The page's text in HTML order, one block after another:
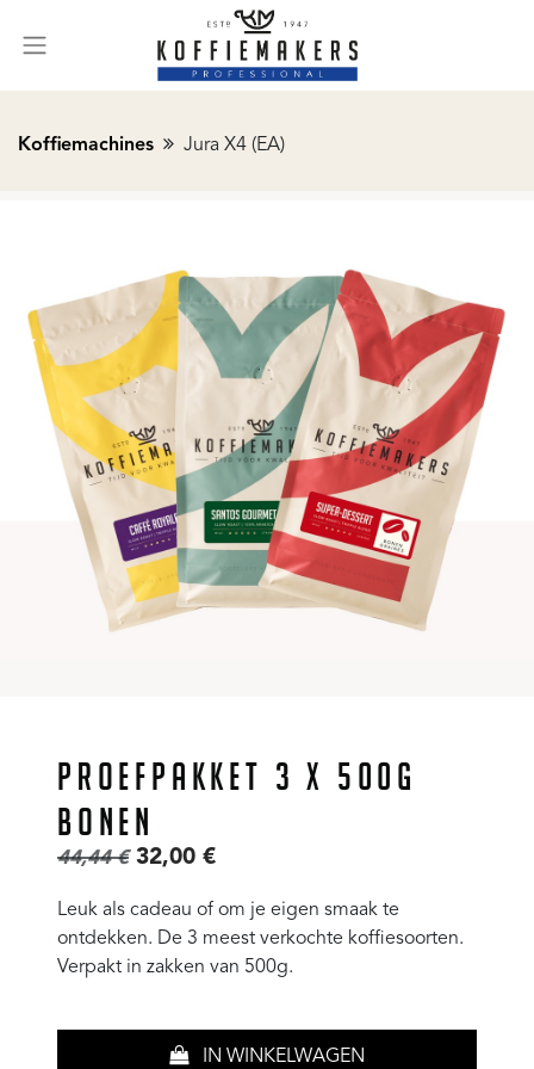
Koffiemachines Jura X4 (EA)
PROEFPAKKET 3 X 500G
BONEN
44,44€ 32,00 €
Leuk als cadeau of om je eigen smaak te
ontdekken. De 3 meest verkochte koffiesoorten.
Verpakt in zakken van 500g.
IN WINKELWAGEN